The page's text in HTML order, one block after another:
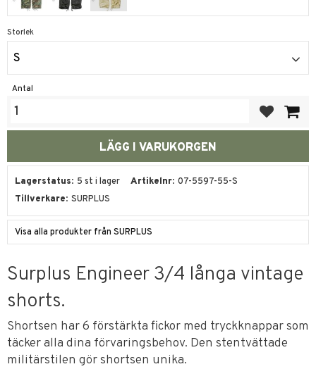
Storlek
S
Antal
Lagerstatus 5 st i lager Artikelnr 07-5597-55-S
Tillverkare SURPLUS
Visa alla produkter från SURPLUS
Surplus Engineer 3/4 långa vintage
shorts.
Shortsen har 6 förstärkta fickor med tryckknappar som
täcker alla dina förvaringsbehov. Den stentvättade
militärstilen gör shortsen unika.